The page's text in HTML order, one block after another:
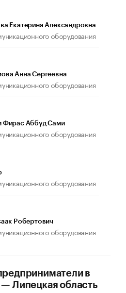
иначе». Как живет глава
Екатерина Александровна
оборудования
Анна Сергеевна
оборудования
Фирас Аббуд Сами
оборудования
оборудования
Робертович
оборудования
в
— Липецкая область